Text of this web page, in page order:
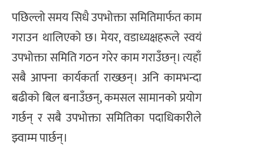
पछिल्लो समय सिधै उपभोक्ता समितिमार्फत काम
गराउन थालिएको छ। मेयर, वडाध्यक्षहरूले स्वयं
उपभोक्ता समिति गठन गरेर काम गराउँछन्। त्यहाँ
सबै आफ्ना कार्यकर्ता राख्छन्। अनि कामभन्दा
बढीको बिल बनाउँछन्, कमसल सामानको प्रयोग
गर्छन् र सबै उपभोक्ता समितिका पदाधिकारीले
झ्वाम्म पार्छन्।